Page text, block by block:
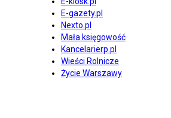
E-gazety.pl
Nexto.pl
Mała księgowość
Kancelarierp.pl
Wieści Rolnicze
Życie Warszawy